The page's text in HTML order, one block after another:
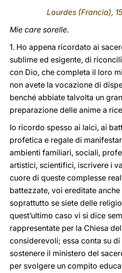
Lourdes (Francia),
Mie care sorelle.
1. Ho appena ricordato ai
sublime ed esigente, di
con Dio, che completa il loro
non avete la vocazione di
benché abbiate talvolta un
preparazione delle anime a
Io ricordo spesso ai laici, ai
profetica e regale di
ambienti familiari, sociali,
artistici, scientifici, iscrivere i
cuore di queste complesse
battezzate, voi ereditate
soprattutto se siete delle
quest’ultimo caso vi si dice
rappresentate per la Chiesa
considerevoli; essa conta su
sostenere il ministero del
per svolgere un compito